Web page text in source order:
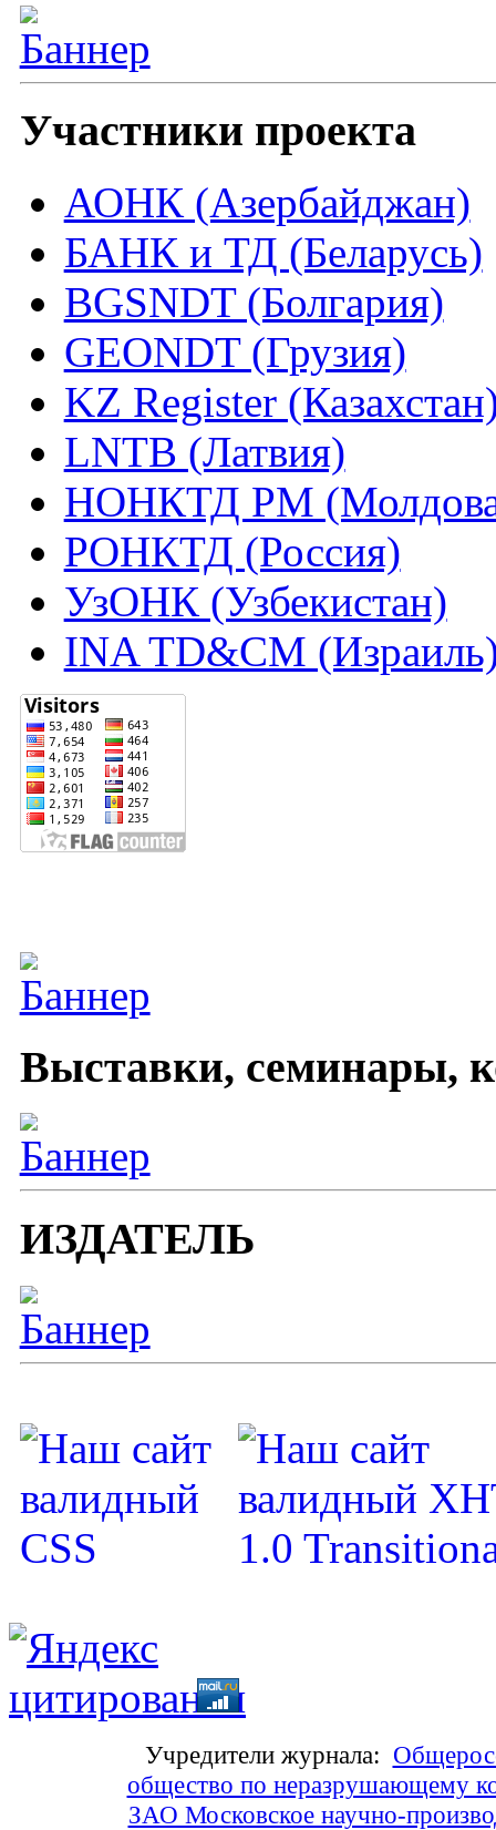
Участники проекта
АОНК (Азербайджан)
БАНК и ТД (Беларусь)
BGSNDT (Болгария)
GEONDT (Грузия)
KZ Register
LNTB (Латвия)
НОНКТД РМ
РОНКТД (Россия)
УзОНК (Узбекистан)
INA TD&CM
Выставки, семинары,
ИЗДАТЕЛЬ
Учредители журнала:
общество по неразрушающему
ЗАО Московское научно-